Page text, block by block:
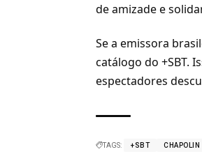
de amizade e
Se a emissora
catálogo do +SBT.
espectadores
TAGS: +SBT CHAPOLIN